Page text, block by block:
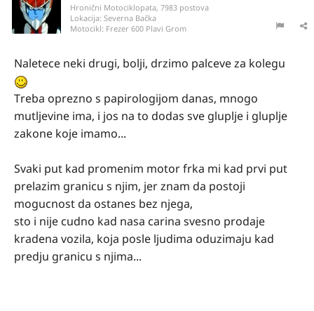
Hronični Motociklopata, 7983 postova
Lokacija: Severna Bačka
Motocikl: Frezer 600 Plavi Grom
Naletece neki drugi, bolji, drzimo palceve za kolegu
Treba oprezno s papirologijom danas, mnogo
mutljevine ima, i jos na to dodas sve gluplje i gluplje
zakone koje imamo...
Svaki put kad promenim motor frka mi kad prvi put
prelazim granicu s njim, jer znam da postoji
mogucnost da ostanes bez njega,
sto i nije cudno kad nasa carina svesno prodaje
kradena vozila, koja posle ljudima oduzimaju kad
predju granicu s njima...